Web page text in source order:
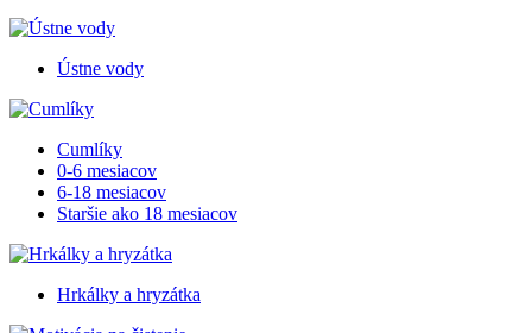
Ústne vody
Cumlíky
0-6 mesiacov
6-18 mesiacov
Staršie ako 18 mesiacov
Hrkálky a hryzátka